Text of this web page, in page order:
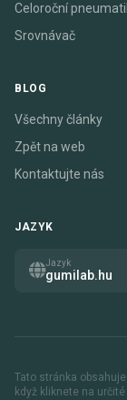
Celoroční
Srovnávač
BLOG
Všechny články
Zpět na web
Kontaktujte nás
JAZYK
Jazyk
gumilab.hu
Tato stránka
když kliknete na určité